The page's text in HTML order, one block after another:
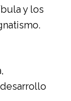
y los